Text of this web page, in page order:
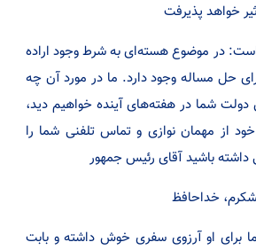
خواهد پذیرفت
است: در موضوع هسته‌ای به شرط وجود اراده
حل مساله وجود دارد. ما در مورد آن چه
خاص دولت شما در هفته‌های آینده خواهیم دید،
از مهمان نوازی و تماس تلفنی شما را
داشته باشید آقای رئیس جمهور
خداحافظ
برای او آرزوی سفری خوش داشته و بابت